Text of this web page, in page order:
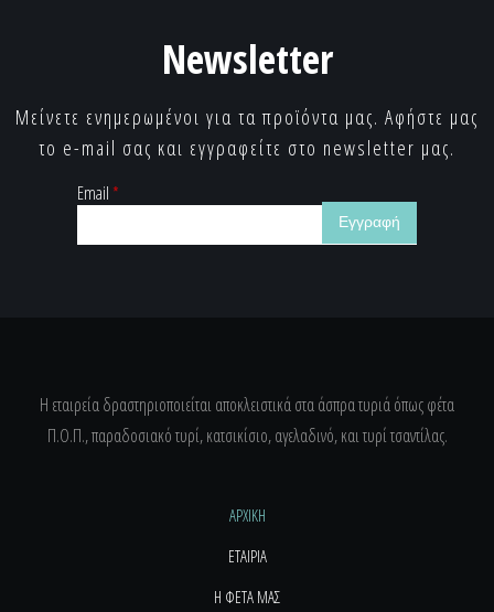
Newsletter
Μείνετε ενημερωμένοι για τα προϊόντα μας. Αφήστε μας
το e-mail σας και εγγραφείτε στο newsletter μας.
Email*
Η εταιρεία δραστηριοποιείται αποκλειστικά στα άσπρα τυριά όπως φέτα
Π.Ο.Π., παραδοσιακό τυρί, κατσικίσιο, αγελαδινό, και τυρί τσαντίλας.
ΑΡΧΙΚΗ
ΕΤΑΙΡΙΑ
Η ΦΕΤΑ ΜΑΣ